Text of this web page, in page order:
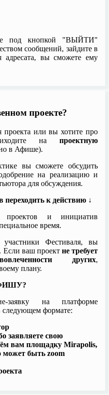
под кнопкой "ВЫЙТИ"
сообщений, зайдите в
вы сможете ему
проекте?
проекта или вы хотите про
на проектную
в Афише).
вы сможете обсудить
на реализацию и
для обсуждения.
к действию ↓
проектов и инициатив
время.
участники Фестиваля, вы
Если ваш проект не требует
других,
плану.
заявку на платформе
формате:
заявляете свою
вам площадку Mirapolis,
может быть zoom